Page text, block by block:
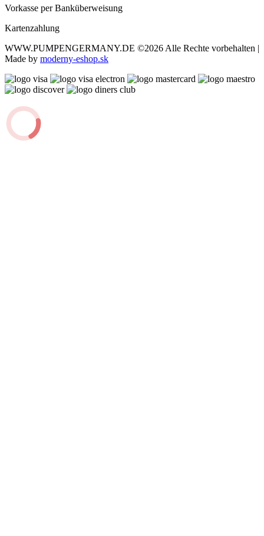
Vorkasse per Banküberweisung
Kartenzahlung
WWW.PUMPENGERMANY.DE ©2026 Alle Rechte vorbehalten |
Made by moderny-eshop.sk